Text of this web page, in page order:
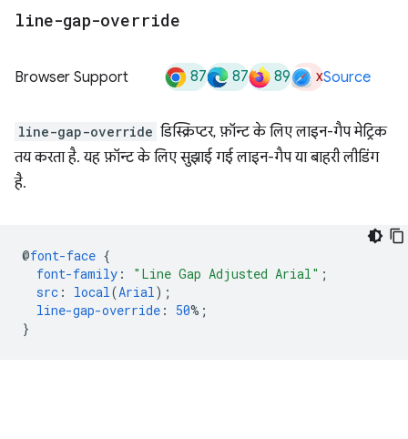
line-gap-override
Browser Support 87 87 89 xSource
line-gap-override डिस्क्रिप्टर, फ़ॉन्ट के लिए लाइन-गैप मेट्रिक
तय करता है. यह फ़ॉन्ट के लिए सुझाई गई लाइन-गैप या बाहरी लीडिंग
है.
@font-face {
font-family : "Line Gap Adjusted Arial" ;
src : local (Arial );
line-gap-override : 50%;
}